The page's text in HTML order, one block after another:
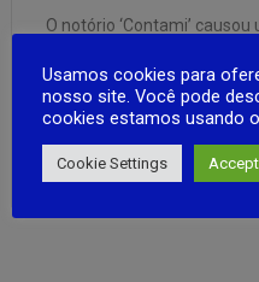
O notório ‘Contami’
o mundo e a humanidade
contaminados pelos
mundo apocalíptico. No
FULL ARTICLE
Usamos cookies para
nosso site. Você pode
cookies estamos usando
Cookie Settings Accept